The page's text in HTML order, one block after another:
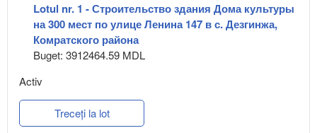
Lotul nr. 1 - Строительство здания Дома культуры
на 300 мест по улице Ленина 147 в с. Дезгинжа,
Комратского района
Buget: 3912464.59 MDL
Activ
Treceți la lot